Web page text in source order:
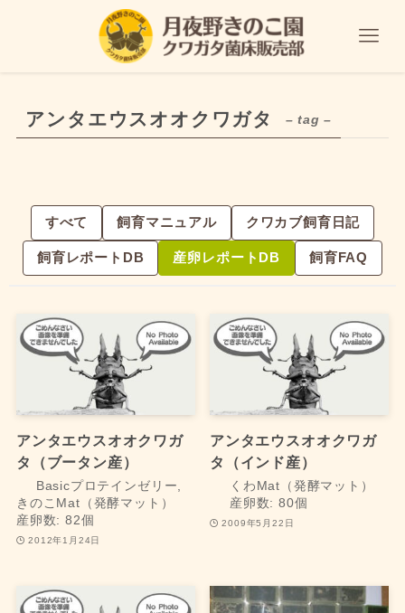
アンタエウスオオクワガタ – tag –
すべて 飼育マニュアル クワカブ飼育日記
飼育レポートDB 産卵レポートDB 飼育FAQ
アンタエウスオオクワガ
タ（ブータン産）
Basicプロテインゼリー,
きのこMat（発酵マット）
産卵数: 82個
2012年1月24日
アンタエウスオオクワガ
タ（インド産）
くわMat（発酵マット）
産卵数: 80個
2009年5月22日